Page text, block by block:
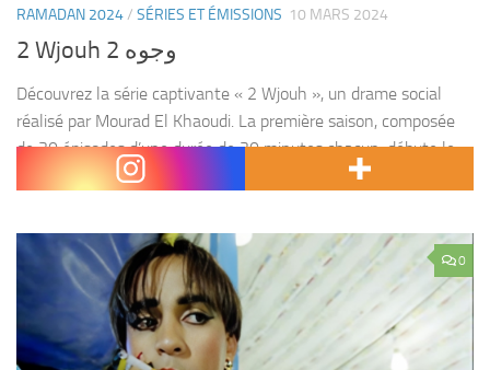
RAMADAN 2024/ SÉRIES ET ÉMISSIONS 10 MARS 2024
2 Wjouh 2 وجوه
Découvrez la série captivante « 2 Wjouh », un drame social
réalisé par Mourad El Khaoudi. La première saison, composée
de 30 épisodes d’une durée de 30 minutes chacun, débute le
12 mars 2024 et sera...
0